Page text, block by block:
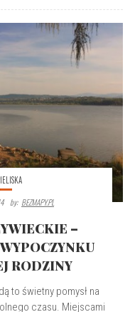
By: BEZMAPY.PL
–
RODZINY
to świetny pomysł na
czasu. Miejscami